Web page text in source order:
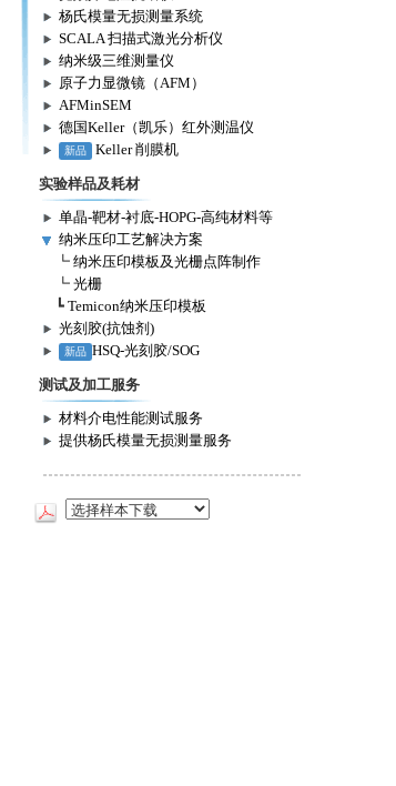
杨氏模量无损测量系统
SCALA 扫描式激光分析仪
纳米级三维测量仪
原子力显微镜（AFM）
AFMinSEM
德国Keller（凯乐）红外测温仪
新品 Keller 削膜机
实验样品及耗材
单晶-靶材-衬底-HOPG-高纯材料等
纳米压印工艺解决方案
┗ 纳米压印模板及光栅点阵制作
┗ 光栅
┗ Temicon纳米压印模板
光刻胶(抗蚀剂)
新品 HSQ-光刻胶/SOG
测试及加工服务
材料介电性能测试服务
提供杨氏模量无损测量服务